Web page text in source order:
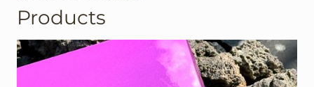
Products